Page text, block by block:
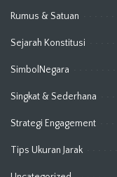
Rumus & Satuan
Sejarah Konstitusi
SimbolNegara
Singkat & Sederhana
Strategi Engagement
Tips Ukuran Jarak